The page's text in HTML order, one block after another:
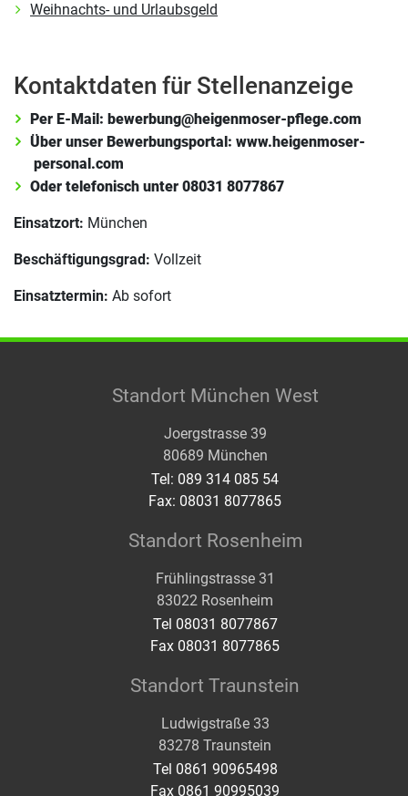
Weihnachts- und Urlaubsgeld
Kontaktdaten für Stellenanzeige
Per E-Mail: bewerbung@heigenmoser-pflege.com
Über unser Bewerbungsportal: www.heigenmoser-
personal.com
Oder telefonisch unter 08031 8077867
Einsatzort: München
Beschäftigungsgrad: Vollzeit
Einsatztermin: Ab sofort
Standort München West
Joergstrasse 39
80689 München
Tel: 089 314 085 54
Fax: 08031 8077865
Standort Rosenheim
Frühlingstrasse 31
83022 Rosenheim
Tel 08031 8077867
Fax 08031 8077865
Standort Traunstein
Ludwigstraße 33
83278 Traunstein
Tel 0861 90965498
Fax 0861 90995039